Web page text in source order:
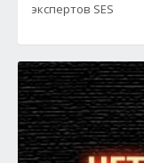
экспертов SES